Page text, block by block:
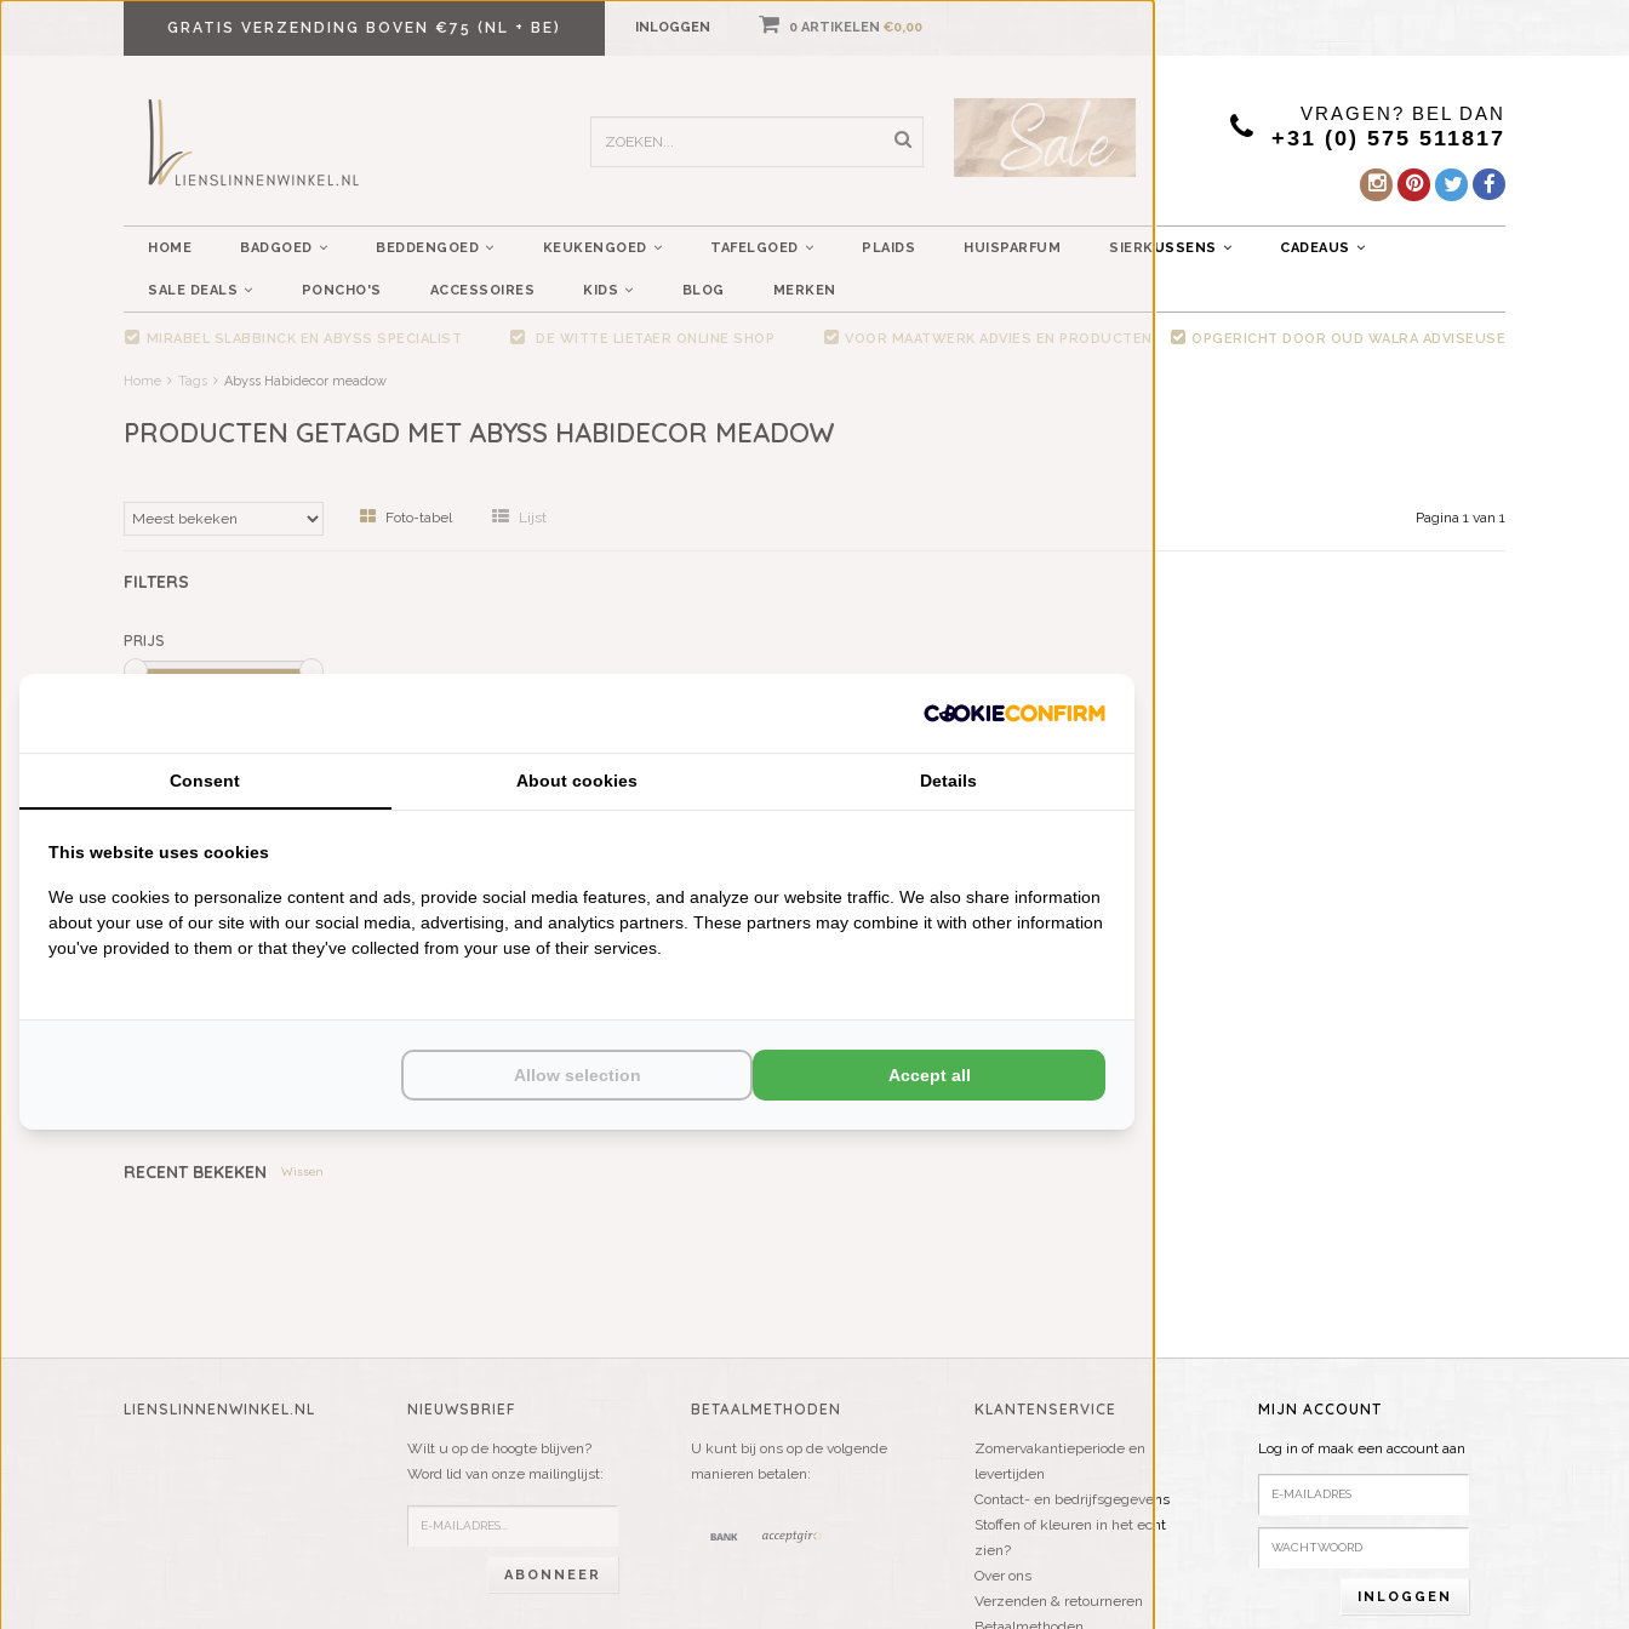
GRATIS VERZENDING BOVEN €75 (NL + BE) INLOGGEN 0 ARTIKELEN €0,00
VRAGEN? BEL DAN
+31 (0) 575 511817
HOME BADGOED BEDDENGOED KEUKENGOED TAFELGOED PLAIDS HUISPARFUM SIERKUSSENS CADEAUS
SALE DEALS PONCHO'S ACCESSOIRES KIDS BLOG MERKEN
MIRABEL SLABBINCK EN ABYSS SPECIALIST DE WITTE LIETAER ONLINE SHOP VOOR MAATWERK ADVIES EN PRODUCTEN OPGERICHT DOOR OUD WALRA ADVISEUSE
Home Tags Abyss Habidecor meadow
PRODUCTEN GETAGD MET ABYSS HABIDECOR MEADOW
Foto-tabel Lijst Pagina 1 van 1
FILTERS
PRIJS
BADGOED
KEUKENGOED
PLAIDS
HUISPARFUM
SIERKUSSENS
RECENT BEKEKEN Wissen
LIENSLINNENWINKEL.NL NIEUWSBRIEF
Wilt u op de hoogte blijven?
Word lid van onze mailinglijst:
ABONNEER
BETAALMETHODEN
U kunt bij ons op de volgende
manieren betalen:
KLANTENSERVICE
Zomervakantieperiode en
levertijden
Contact- en bedrijfsgegevens
Stoffen of kleuren in het echt
zien?
Over ons
Verzenden & retourneren
MIJN ACCOUNT
Log in of maak een account aan
INLOGGEN
Consent About cookies Details
This website uses cookies
We use cookies to personalize content and ads, provide social media features, and analyze our website traffic. We also share information
about your use of our site with our social media, advertising, and analytics partners. These partners may combine it with other information
you've provided to them or that they've collected from your use of their services.
Allow selection Accept all